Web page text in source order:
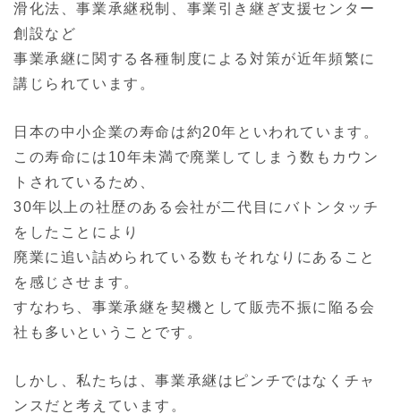
滑化法、事業承継税制、事業引き継ぎ支援センター
創設など
事業承継に関する各種制度による対策が近年頻繁に
講じられています。
日本の中小企業の寿命は約20年といわれています。
この寿命には10年未満で廃業してしまう数もカウン
トされているため、
30年以上の社歴のある会社が二代目にバトンタッチ
をしたことにより
廃業に追い詰められている数もそれなりにあること
を感じさせます。
すなわち、事業承継を契機として販売不振に陥る会
社も多いということです。
しかし、私たちは、事業承継はピンチではなくチャ
ンスだと考えています。